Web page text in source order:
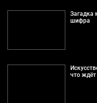
Загадка
шифра
что ждёт